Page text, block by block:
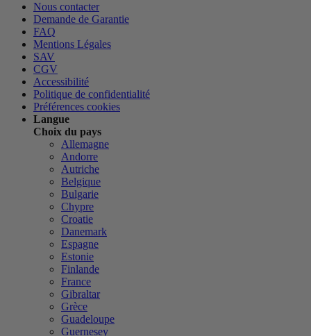
Nous contacter
Demande de Garantie
FAQ
Mentions Légales
SAV
CGV
Accessibilité
Politique de confidentialité
Préférences cookies
Langue
Choix du pays
Allemagne
Andorre
Autriche
Belgique
Bulgarie
Chypre
Croatie
Danemark
Espagne
Estonie
Finlande
France
Gibraltar
Grèce
Guadeloupe
Guernesey